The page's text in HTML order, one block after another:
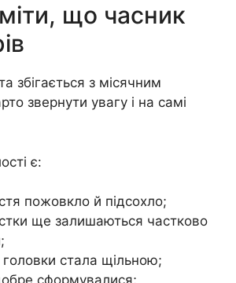
що часник
збігається з місячним
звернути увагу і на самі
є:
пожовкло й підсохло;
ще залишаються частково
стала щільною;